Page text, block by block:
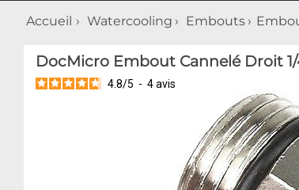
Accueil Watercooling Embouts
DocMicro Embout Cannelé Droit
4.8/5 - 4avis